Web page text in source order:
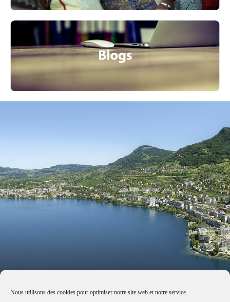
Nous utilisons des cookies pour optimiser notre site web et notre service.